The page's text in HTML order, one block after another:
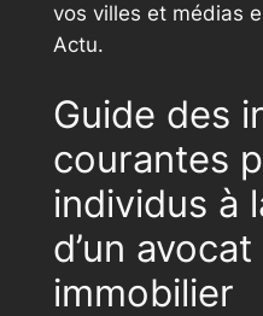
vos villes et médias
Actu.
Guide des
courantes
individus à
d’un avocat
immobilier